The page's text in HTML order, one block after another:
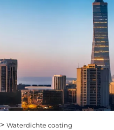
> Waterdichte coating